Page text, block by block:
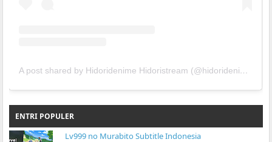
A post shared by Hidoridenime Hidoristream (@hidoridenime)
ENTRI POPULER
Lv999 no Murabito Subtitle Indonesia